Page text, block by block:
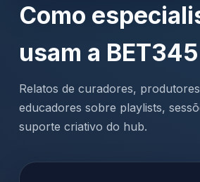
Como
usam a BET345
Relatos de curadores,
educadores sobre playlists,
suporte criativo do hub.